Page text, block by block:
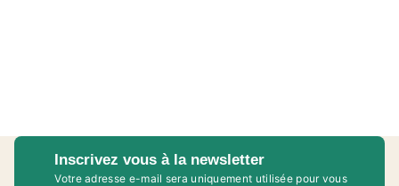
Inscrivez vous à la newsletter
Votre adresse e-mail sera uniquement utilisée pour vous